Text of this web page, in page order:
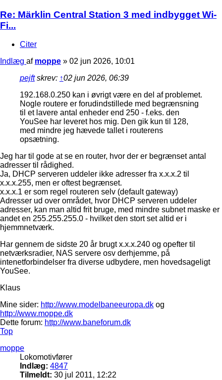
Re: Märklin Central Station 3 med indbygget Wi-
Fi...
Citer
Indlæg af moppe » 02 jun 2026, 10:01
pejftskrev: ↑02 jun 2026, 06:39
192.168.0.250 kan i øvrigt være en del af problemet.
Nogle routere er forudindstillede med begrænsning
til et lavere antal enheder end 250 - f.eks. den
YouSee har leveret hos mig. Den gik kun til 128,
med mindre jeg hævede tallet i routerens
opsætning.
Jeg har til gode at se en router, hvor der er begrænset antal
adresser til rådighed.
Ja, DHCP serveren uddeler ikke adresser fra x.x.x.2 til
x.x.x.255, men er oftest begrænset.
x.x.x.1 er som regel routeren selv (default gateway)
Adresser ud over området, hvor DHCP serveren uddeler
adresser, kan man altid frit bruge, med mindre subnet maske er
andet en 255.255.255.0 - hvilket den stort set altid er i
hjemmnetværk.
Har gennem de sidste 20 år brugt x.x.x.240 og opefter til
netværksradier, NAS servere osv derhjemme, på
intenetforbindelser fra diverse udbydere, men hovedsageligt
YouSee.
Klaus
Mine sider: http://www.modelbaneeuropa.dk og
http://www.moppe.dk
Dette forum: http://www.baneforum.dk
Top
moppe
Lokomotivfører
Indlæg: 4847
Tilmeldt: 30 jul 2011, 12:22